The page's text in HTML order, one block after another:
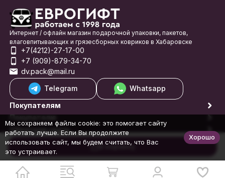
В корзину
Интернет / офлайн магазин подарочной упаковки, пакетов,
влаговпитывающих и грязесборных ковриков в Хабаровске
+7(4212)-27-17-00
+7 (909)-879-34-70
dv.pack@mail.ru
Telegram
Whatsapp
Покупателям
Покупателю
Обратная связь
© 1998-2026 Еврогифт
Мы сохраняем файлы cookie: это помогает сайту
работать лучше. Если Вы продолжите
использовать сайт, мы будем считать, что Вас
это устраивает.
Хорошо